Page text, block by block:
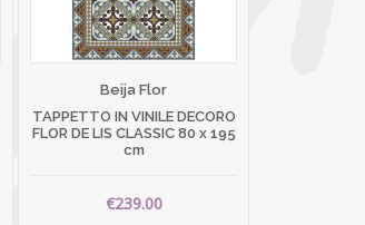
Beija Flor
TAPPETTO IN VINILE DECORO
FLOR DE LIS CLASSIC 80 x 195
cm
€239.00